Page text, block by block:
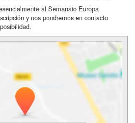
al Semanaio Europa
y nos pondremos en contacto